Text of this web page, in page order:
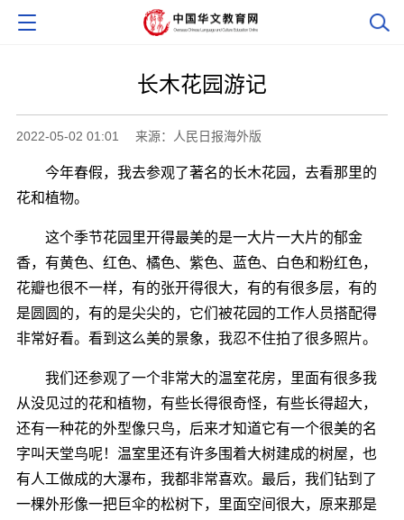
长木花园游记
2022-05-02 01:01 来源：人民日报海外版
今年春假，我去参观了著名的长木花园，去看那里的
花和植物。
这个季节花园里开得最美的是一大片一大片的郁金
香，有黄色、红色、橘色、紫色、蓝色、白色和粉红色，
花瓣也很不一样，有的张开得很大，有的有很多层，有的
是圆圆的，有的是尖尖的，它们被花园的工作人员搭配得
非常好看。看到这么美的景象，我忍不住拍了很多照片。
我们还参观了一个非常大的温室花房，里面有很多我
从没见过的花和植物，有些长得很奇怪，有些长得超大，
还有一种花的外型像只鸟，后来才知道它有一个很美的名
字叫天堂鸟呢！温室里还有许多围着大树建成的树屋，也
有人工做成的大瀑布，我都非常喜欢。最后，我们钻到了
一棵外形像一把巨伞的松树下，里面空间很大，原来那是